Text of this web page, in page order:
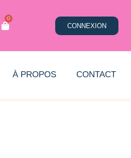
0
CONNEXION
À PROPOS CONTACT